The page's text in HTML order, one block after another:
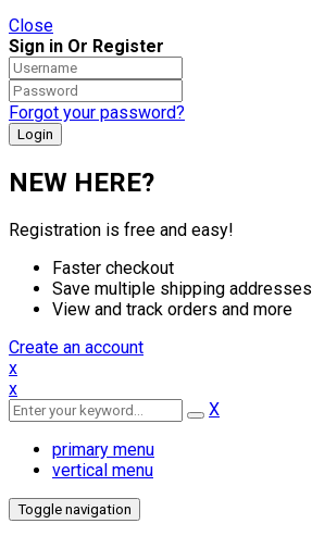
Close
Sign in Or Register
Forgot your password?
NEW HERE?
Registration is free and easy!
Faster checkout
Save multiple shipping addresses
View and track orders and more
Create an account
x
x
X
primary menu
vertical menu
Toggle navigation